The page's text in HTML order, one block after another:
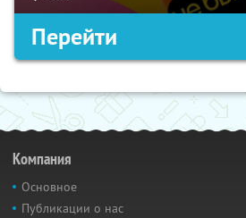
Перейти
Компания
Основное
Публикации о нас